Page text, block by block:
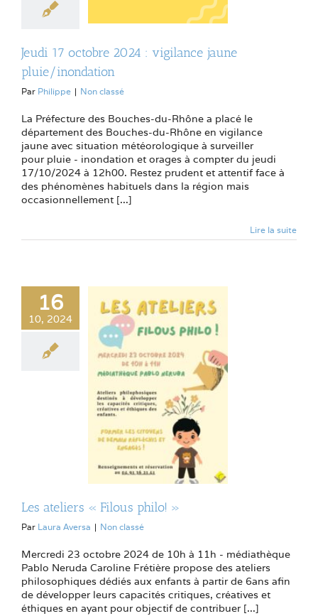
Jeudi 17 octobre 2024 : vigilance jaune
pluie/inondation
Par Philippe | Non classé
La Préfecture des Bouches-du-Rhône a placé le
département des Bouches-du-Rhône en vigilance
jaune avec situation météorologique à surveiller
pour pluie - inondation et orages à compter du jeudi
17/10/2024 à 12h00. Restez prudent et attentif face à
des phénomènes habituels dans la région mais
occasionnellement [...]
Lire la suite
16
10, 2024
Les ateliers « Filous philo! »
Par Laura Aversa | Non classé
Mercredi 23 octobre 2024 de 10h à 11h - médiathèque
Pablo Neruda Caroline Frétière propose des ateliers
philosophiques dédiés aux enfants à partir de 6ans afin
de développer leurs capacités critiques, créatives et
éthiques en ayant pour objectif de contribuer [...]